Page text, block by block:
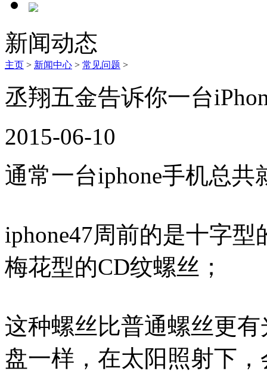
新闻动态
主页 > 新闻中心 > 常见问题 >
丞翔五金告诉你一台
2015-06-10
通常一台iphone手机总共
iphone47周前的是十字型
梅花型的CD纹螺丝；
这种螺丝比普通螺丝更
盘一样，在太阳照射下